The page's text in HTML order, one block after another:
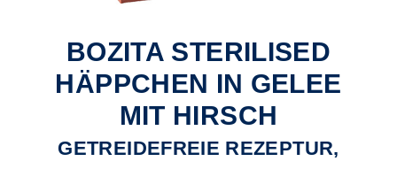
BOZITA STERILISED
HÄPPCHEN IN GELEE
MIT HIRSCH
GETREIDEFREIE REZEPTUR,